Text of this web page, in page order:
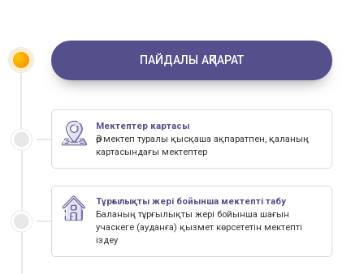
ПАЙДАЛЫ АҚПАРАТ
Мектептер картасы
Әр мектеп туралы қысқаша ақпаратпен, қаланың
картасындағы мектептер
Тұрғылықты жері бойынша мектепті табу
Баланың тұрғылықты жері бойынша шағын
учаскеге (ауданға) қызмет көрсететін мектепті
іздеу